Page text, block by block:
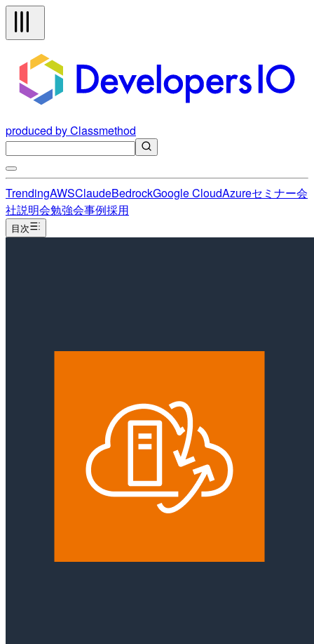
produced by Classmethod
TrendingAWSClaudeBedrockGoogle CloudAzureセミナー会
社説明会勉強会事例採用
目次